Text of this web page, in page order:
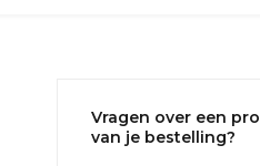
Vragen over een
van je bestelling?